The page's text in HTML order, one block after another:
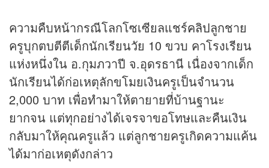
ความคืบหน้ากรณีโลกโซเซียลแชร์คลิปลูกชาย
ครูบุกตบตีตีเด็กนักเรียนวัย 10 ขวบ คาโรงเรียน
แห่งหนึ่งใน อ.กุมภวาปี จ.อุดรธานี เนื่องจากเด็ก
นักเรียนได้ก่อเหตุลักขโมยเงินครูเป็นจำนวน
2,000 บาท เพื่อทำมาให้ตายายที่บ้านฐานะ
ยากจน แต่ทุกอย่างได้เจรจาขอโทษและคืนเงิน
กลับมาให้คุณครูแล้ว แต่ลูกชายครูเกิดความแค้น
ได้มาก่อเหตุดังกล่าว